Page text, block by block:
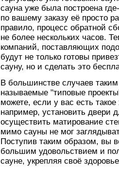
сауна уже была построена
по вашему заказу её просто
правило, процесс обратной
не более нескольких часов.
компаний, поставляющих
будут не только готовы
сауну, но и сделать это
В большинстве случаев
называемые "типовые
можете, если у вас есть
например, установить двери
осуществить матирование
мимо сауны не мог
Поступив таким образом, вы
большим удовольствием и
сауне, укрепляя своё